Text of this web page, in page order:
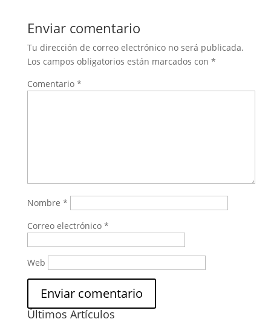
Enviar comentario
Tu dirección de correo electrónico no será publicada.
Los campos obligatorios están marcados con *
Comentario *
Nombre *
Correo electrónico *
Web
Últimos Artículos